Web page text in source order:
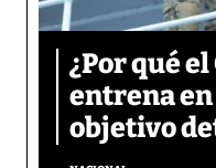
¿Por qué
entrena en
objetivo